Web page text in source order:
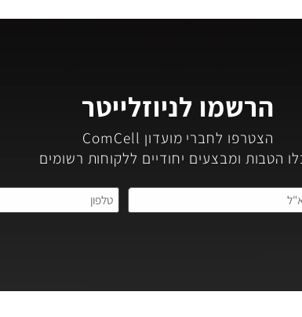
הרשמו לניוזלייטר
הצטרפו לחברי מועדון ComCell